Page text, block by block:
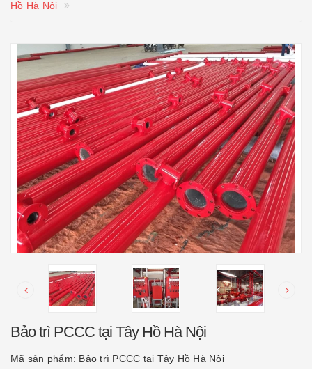
Hồ Hà Nội
Bảo trì PCCC tại Tây Hồ Hà Nội
Mã sản phẩm: Bảo trì PCCC tại Tây Hồ Hà Nội